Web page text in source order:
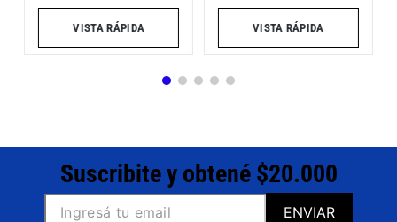
VISTA RÁPIDA VISTA RÁPIDA
Suscribite y obtené $20.000
ENVIAR